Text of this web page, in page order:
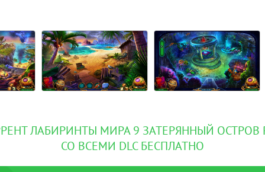
ЛАБИРИНТЫ МИРА 9 ЗАТЕРЯННЫЙ ОСТРОВ
СО ВСЕМИ DLC БЕСПЛАТНО